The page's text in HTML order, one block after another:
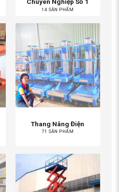
14 SẢN PHẨM
Thang Nâng Điện
71 SẢN PHẨM